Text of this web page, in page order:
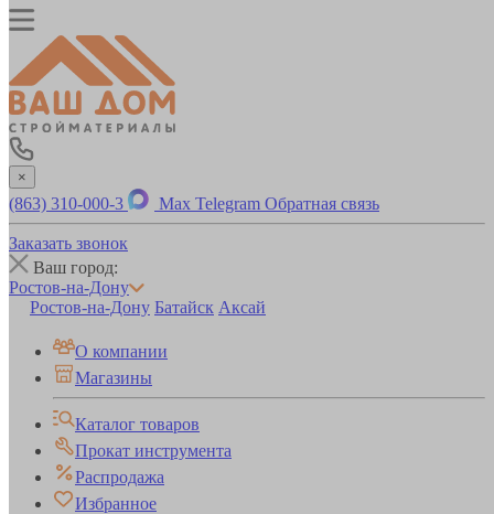
×
(863) 310-000-3 Max Telegram Обратная связь
Заказать звонок
Ваш город:
Ростов-на-Дону
Ростов-на-Дону Батайск Аксай
О компании
Магазины
Каталог товаров
Прокат инструмента
Распродажа
Избранное